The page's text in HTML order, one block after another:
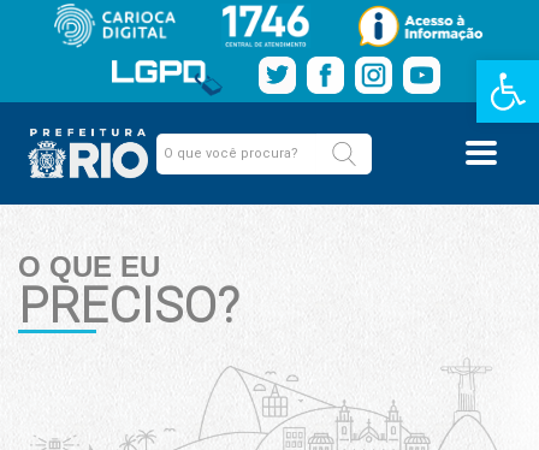
Barra de
O QUE EU
PRECISO?